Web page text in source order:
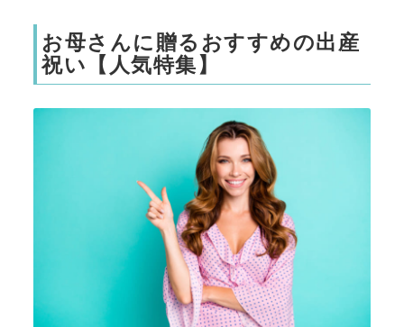
お母さんに贈るおすすめの出産
祝い【人気特集】